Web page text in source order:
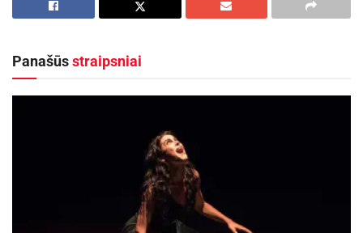
pastebime, suprantame ir įprasminame.
Rugsėjo 17–27 dienomis
dešimt dienų bus skirtos dialogui su paveldu: per
pasivaikščiojimus, susitikimus, kūrybines veiklas
Šiandien gyvename greitame, skaitmeniniame
pasaulyje: socialiniai tinklai, dirbtinis intelektas ir
nuolatinis informacijos srautas keičia mūsų
Panašūsstraipsniai